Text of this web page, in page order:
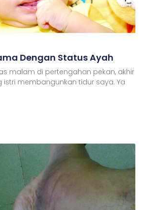
Dengan Status Ayah
malam di pertengahan pekan, akhir
istri membangunkan tidur saya. Ya